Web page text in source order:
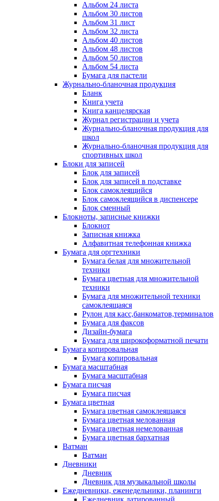
Альбом 24 листа
Альбом 30 листов
Альбом 31 лист
Альбом 32 листа
Альбом 40 листов
Альбом 48 листов
Альбом 50 листов
Альбом 54 листа
Бумага для пастели
Журнально-бланочная продукция
Бланк
Книга учета
Книга канцелярская
Журнал регистрации и учета
Журнально-бланочная продукция для
школ
Журнально-бланочная продукция для
спортивных школ
Блоки для записей
Блок для записей
Блок для записей в подставке
Блок самоклеящийся
Блок самоклеящийся в диспенсере
Блок сменный
Блокноты, записные книжки
Блокнот
Записная книжка
Алфавитная телефонная книжка
Бумага для оргтехники
Бумага белая для множительной
техники
Бумага цветная для множительной
техники
Бумага для множительной техники
самоклеящаяся
Рулон для касс,банкоматов,терминалов
Бумага для факсов
Дизайн-бумага
Бумага для широкоформатной печати
Бумага копировальная
Бумага копировальная
Бумага масштабная
Бумага масштабная
Бумага писчая
Бумага писчая
Бумага цветная
Бумага цветная самоклеящаяся
Бумага цветная мелованная
Бумага цветная немелованная
Бумага цветная бархатная
Ватман
Ватман
Дневники
Дневник
Дневник для музыкальной школы
Ежедневники, еженедельники, планинги
Ежедневник датированный